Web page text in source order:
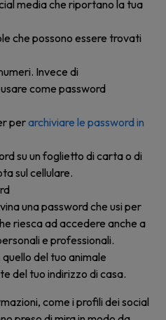
media che riportano la tua
che possono essere trovati
Invece di
come password
perarchiviare le password in
su un foglietto di carta o di
sul cellulare.
una password che usi per
riesca ad accedere anche a
e professionali.
del tuo animale
del tuo indirizzo di casa.
come i profili dei social